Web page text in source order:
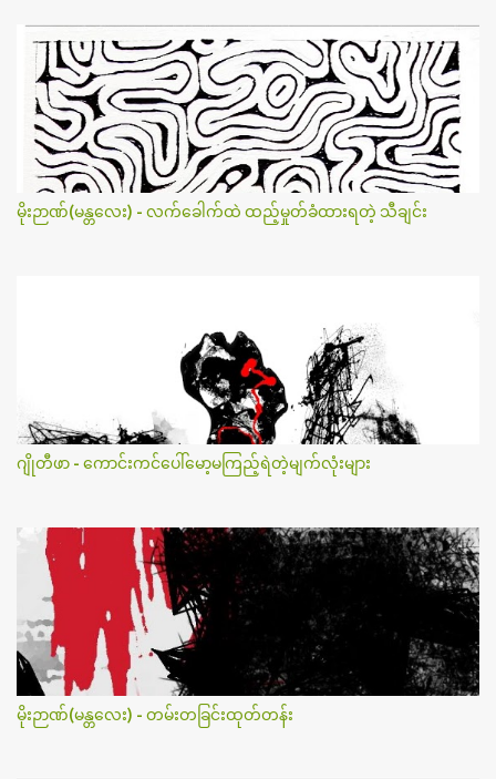
မိုးဉာဏ်(မန္တလေး) - လက်ခေါက်ထဲ ထည့်မှုတ်ခံထားရတဲ့ သီချင်း
ဂျိုတီဖာ - ကောင်းကင်ပေါ်မော့မကြည့်ရဲတဲ့မျက်လုံးများ
မိုးဉာဏ်(မန္တလေး) - တမ်းတခြင်းထုတ်တန်း